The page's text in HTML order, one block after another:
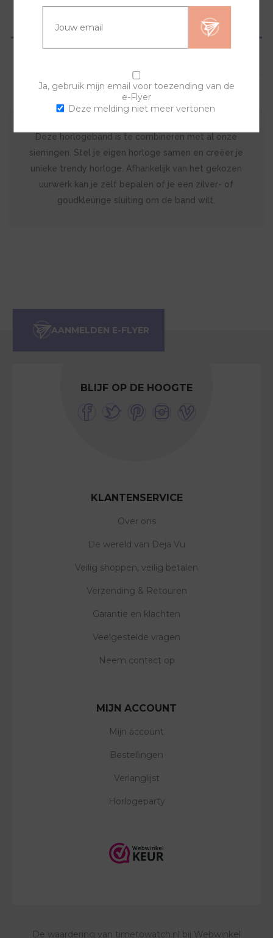
VRAGEN?
Deze horlogeband is te combineren met al onze
sierringen. Stel je eigen horloge samen en creëer je
unieke trendy horloge. Afhankelijk van het gekozen
uurwerk kan je zelf bepalen of je een zilver- of
goudkleurige sluiting om de band wilt.
BLIJF OP DE HOOGTE
KLANTENSERVICE
Over ons
De wereld van Deja Vu
Veilig shoppen, veilig betalen
Verzending & Retouren
Garantie en klachten
Veelgestelde vragen
Neem contact op
MIJN ACCOUNT
Mijn account
Bestellingen
Verlanglijst
Horlogeparty
De waardering van timetowatch.nl bij Webwinkel
Ja, gebruik mijn email voor toezending van de
e-Flyer
Deze melding niet meer vertonen